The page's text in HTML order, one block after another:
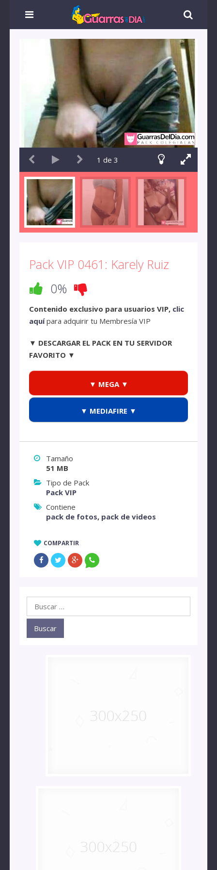
1 de 3
Pack VIP 0461: Karely Ruiz
0%
Contenido exclusivo para usuarios VIP, clic
aquípara adquirir tu Membresía VIP
▼ DESCARGAR EL PACK EN TU SERVIDOR
FAVORITO ▼
▼ MEGA ▼
▼ MEDIAFIRE ▼
Tamaño
51 MB
Tipo de Pack
Pack VIP
Contiene
pack de fotos, pack de videos
COMPARTIR